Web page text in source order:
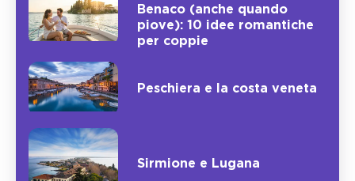
Benaco (anche quando
piove): 10 idee romantiche
per coppie
Peschiera e la costa veneta
Sirmione e Lugana